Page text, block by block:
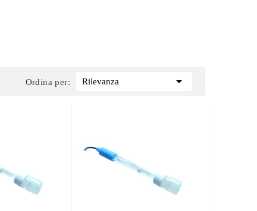
Ordina per: Rilevanza 